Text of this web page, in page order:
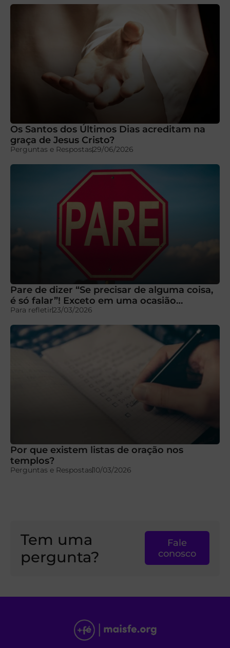
Os Santos dos Últimos Dias acreditam na
graça de Jesus Cristo?
Perguntas e Respostas29/06/2026
Pare de dizer “Se precisar de alguma coisa,
é só falar”! Exceto em uma ocasião…
Para refletir23/03/2026
Por que existem listas de oração nos
templos?
Perguntas e Respostas10/03/2026
Tem uma
pergunta?
Fale
conosco